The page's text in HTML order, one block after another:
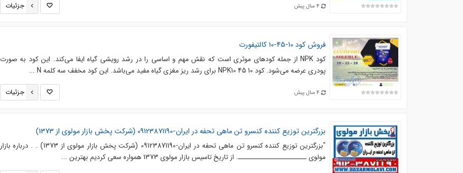
4 سال پیش جزئیات
فروش کود 10-45-10 کالتیفورت
کود NPK از جمله کودهای موثری است که نقش مهم و اساسی را در رشد رویشی گیاه ایفا می‌کند. این کود به صورت
پودری عرضه می‌شود. کود NPK10 45 10 برای رشد ریز مغزی گیاه مفید می‌باشد. این کود مخفف سه کلمه N ...
4 سال پیش جزئیات
بزرگترین توزیع کننده کنسرو تن ماهی تحفه در ایران-09123871190 (شرکت پخش بازار مولوی از 1373)
"بزرگترین توزیع کننده کنسرو تن ماهی تحفه در ایران-09123871190 (شرکت پخش بازار مولوی از 1373) . . درباره بازار
مولوی ـــــــــــــــــــــــ. از تاریخ تاسیس بازار مولوی 1373 همواره سعی کردیم بهترین ...